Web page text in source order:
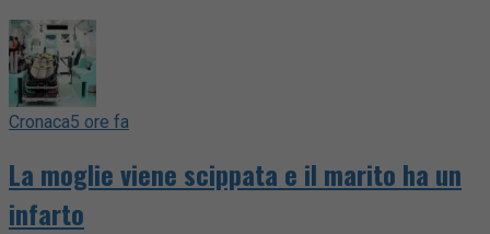
Cronaca5 ore fa
La moglie viene scippata e il marito ha un
infarto